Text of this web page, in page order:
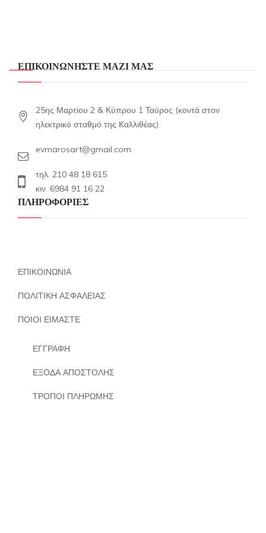
ΕΠΙΚΟΙΝΩΝΗΣΤΕ ΜΑΖΙ ΜΑΣ
25ης Μαρτίου 2 & Κύπρου 1 Ταύρος (κοντά στον
ηλεκτρικό σταθμό της Καλλιθέας)
evmarosart@gmail.com
τηλ. 210 48 18 615
κιν. 6984 91 16 22
ΠΛΗΡΟΦΟΡΙΕΣ
ΕΠΙΚΟΙΝΩΝΙΑ
ΠΟΛΙΤΙΚΗ ΑΣΦΑΛΕΙΑΣ
ΠΟΙΟΙ ΕΙΜΑΣΤΕ
ΕΓΓΡΑΦΗ
ΕΞΟΔΑ ΑΠΟΣΤΟΛΗΣ
ΤΡΟΠΟΙ ΠΛΗΡΩΜΗΣ